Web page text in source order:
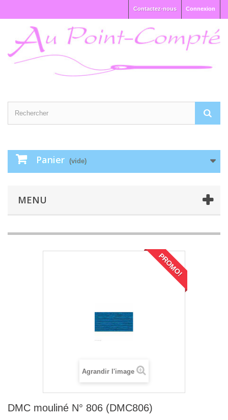
Connexion
Contactez-nous
Panier (vide)
MENU
PROMO!
Agrandir l'image
DMC mouliné N° 806 (DMC806)